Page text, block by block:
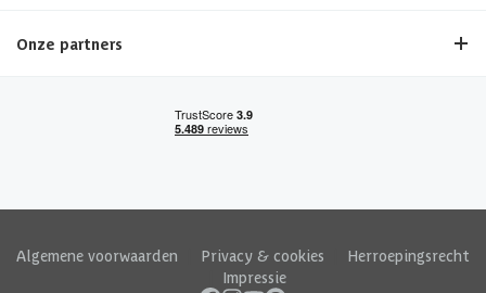
Onze partners
Algemene voorwaarden Privacy & cookies
Herroepingsrecht
Impressie